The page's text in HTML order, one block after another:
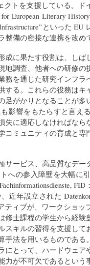
クトを支援している。ド
for European Literary
といった
整備の密接な連携を改め
成に果たす役割は、しば
地調査、他者への研修
務を通じた研究インフ
する。これらの役務はキ
足がかりとなることが
影響をもたらすと言え
失に適応しなければな
コミュニティの育成と
サービス、高品質なデー
への参入障壁を大幅に
年設立された
ティブが、ワークショ
修士課程の学生から経験
スキルの習得を支援し
手法を用いるものであ
にとって、ハードウェア
力が不可欠であるという